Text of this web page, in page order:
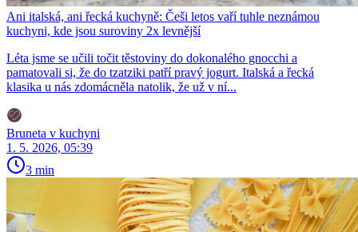
Ani italská, ani řecká kuchyně: Češi letos vaří tuhle neznámou
kuchyni, kde jsou suroviny 2x levnější
Léta jsme se učili točit těstoviny do dokonalého gnocchi a
pamatovali si, že do tzatziki patří pravý jogurt. Italská a řecká
klasika u nás zdomácněla natolik, že už v ní...
Bruneta v kuchyni
1. 5. 2026, 05:39
3 min